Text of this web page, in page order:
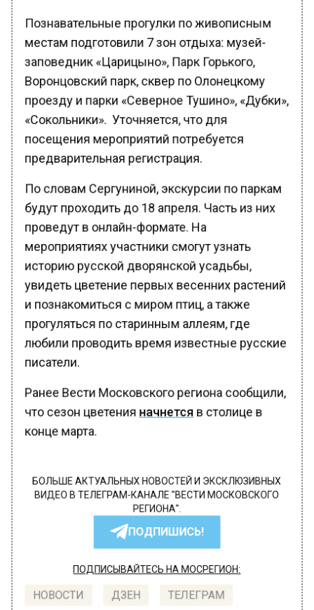
Познавательные прогулки по живописным
местам подготовили 7 зон отдыха: музей-
заповедник «Царицыно», Парк Горького,
Воронцовский парк, сквер по Олонецкому
проезду и парки «Северное Тушино», «Дубки»,
«Сокольники». Уточняется, что для
посещения мероприятий потребуется
предварительная регистрация.
По словам Сергуниной, экскурсии по паркам
будут проходить до 18 апреля. Часть из них
проведут в онлайн-формате. На
мероприятиях участники смогут узнать
историю русской дворянской усадьбы,
увидеть цветение первых весенних растений
и познакомиться с миром птиц, а также
прогуляться по старинным аллеям, где
любили проводить время известные русские
писатели.
Ранее Вести Московского региона сообщили,
что сезон цветенияначнется в столице в
конце марта.
БОЛЬШЕ АКТУАЛЬНЫХ НОВОСТЕЙ И ЭКСКЛЮЗИВНЫХ
ВИДЕО В ТЕЛЕГРАМ-КАНАЛЕ "ВЕСТИ МОСКОВСКОГО
РЕГИОНА".
ПОДПИШИСЬ!
ПОДПИСЫВАЙТЕСЬ НА МОСРЕГИОН:
НОВОСТИ ДЗЕН ТЕЛЕГРАМ